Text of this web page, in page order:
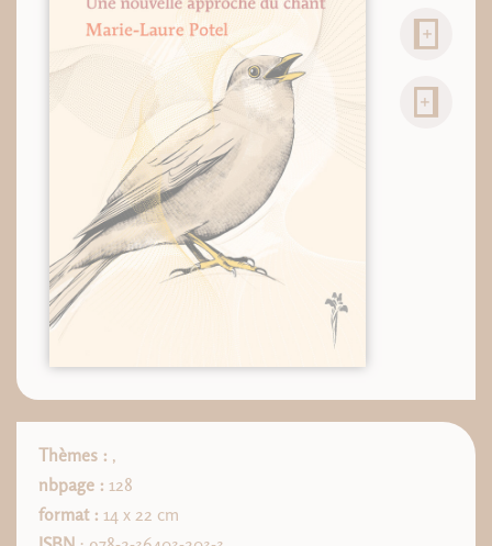
Thèmes : ,
nbpage : 128
format : 14 x 22 cm